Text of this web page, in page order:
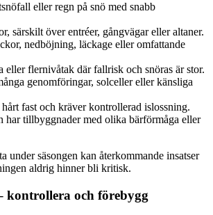
eller regn på snö med snabb
särskilt över entréer, gångvägar eller altaner.
nedböjning, läckage eller omfattande
eller flernivåtak där fallrisk och snöras är stor.
genomföringar, solceller eller känsliga
fast och kräver kontrollerad islossning.
har tillbyggnader med olika bärförmåga eller
under säsongen kan återkommande insatser
aldrig hinner bli kritisk.
kontrollera och förebygg